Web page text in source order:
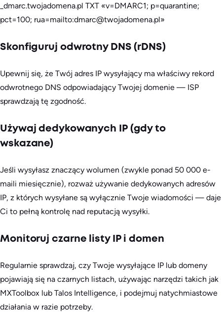
_dmarc.twojadomena.pl TXT «v=DMARC1; p=quarantine;
pct=100; rua=mailto:dmarc@twojadomena.pl»
Skonfiguruj odwrotny DNS (rDNS)
Upewnij się, że Twój adres IP wysyłający ma właściwy rekord
odwrotnego DNS odpowiadający Twojej domenie — ISP
sprawdzają tę zgodność.
Używaj dedykowanych IP (gdy to
wskazane)
Jeśli wysyłasz znaczący wolumen (zwykle ponad 50 000 e-
maili miesięcznie), rozważ używanie dedykowanych adresów
IP, z których wysyłane są wyłącznie Twoje wiadomości — daje
Ci to pełną kontrolę nad reputacją wysyłki.
Monitoruj czarne listy IP i domen
Regularnie sprawdzaj, czy Twoje wysyłające IP lub domeny
pojawiają się na czarnych listach, używając narzędzi takich jak
MXToolbox lub Talos Intelligence, i podejmuj natychmiastowe
działania w razie potrzeby.